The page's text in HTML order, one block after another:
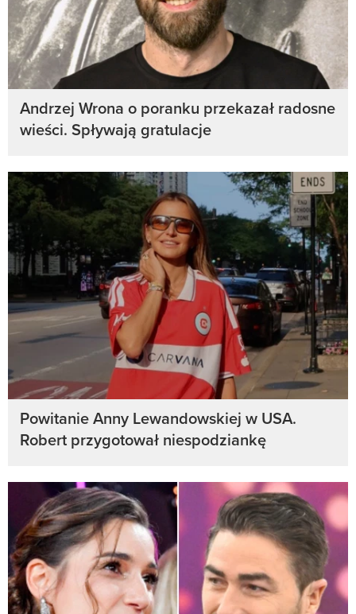
Andrzej Wrona o poranku przekazał radosne
wieści. Spływają gratulacje
Powitanie Anny Lewandowskiej w USA.
Robert przygotował niespodziankę